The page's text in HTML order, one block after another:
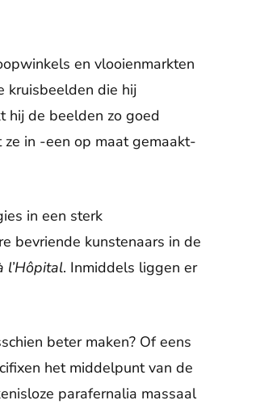
en vlooienmarkten
kruisbeelden die hij
hij de beelden zo goed
in -een op maat gemaakt-
in een sterk
bevriende kunstenaars in de
l’Hôpital. Inmiddels liggen er
beter maken? Of eens
het middelpunt van de
parafernalia massaal